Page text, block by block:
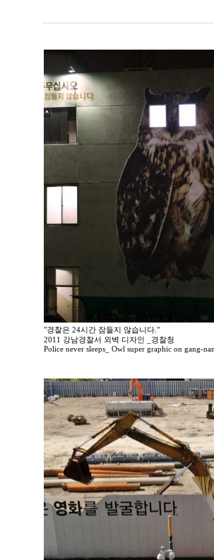
"경찰은 24시간 잠들지 않습니다."
2011 강남경찰서 외벽 디자인 _경찰청
Police never sleeps_ Owl super graphic on gang-